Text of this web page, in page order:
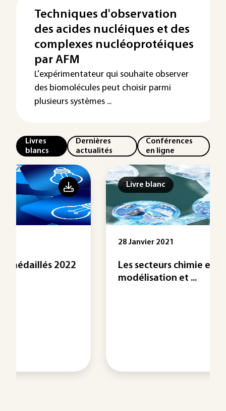
Techniques d'observation
des acides nucléiques et des
complexes nucléoprotéiques
par AFM
L'expérimentateur qui souhaite observer
des biomolécules peut choisir parmi
plusieurs systèmes ...
Livres
blancs
Dernières
actualités
Conférences
en ligne
Livre blanc
Les secteurs chimie et pharma :
modélisation et ...